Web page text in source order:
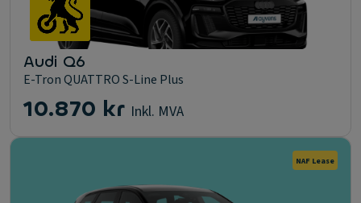
Audi Q6
E-Tron QUATTRO S-Line Plus
10.870 kr Inkl. MVA
NAF Lease